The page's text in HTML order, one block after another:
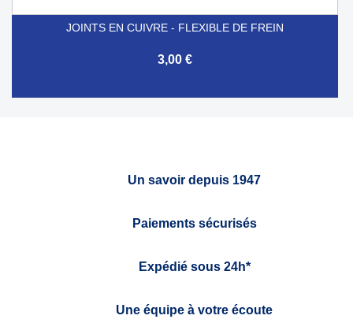
JOINTS EN CUIVRE - FLEXIBLE DE FREIN
3,00 €
Un savoir depuis 1947
Paiements sécurisés
Expédié sous 24h*
Une équipe à votre écoute